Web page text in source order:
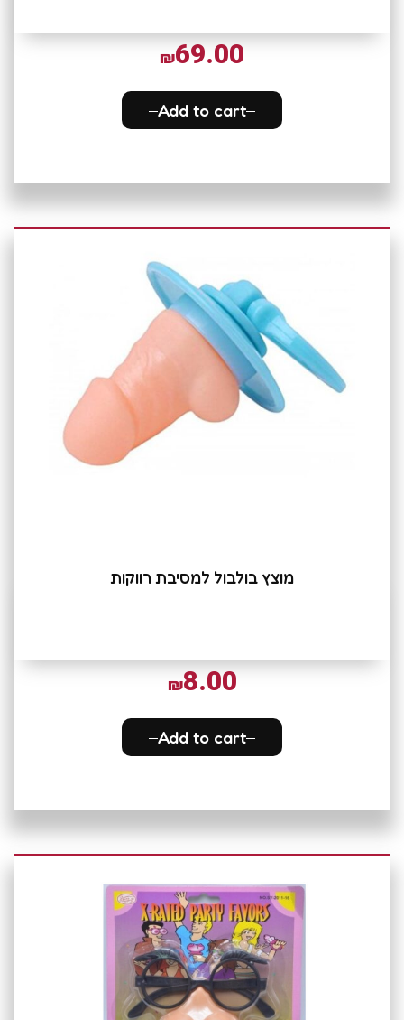
₪69.00
Add to cart
מוצץ בולבול למסיבת רווקות
₪8.00
Add to cart